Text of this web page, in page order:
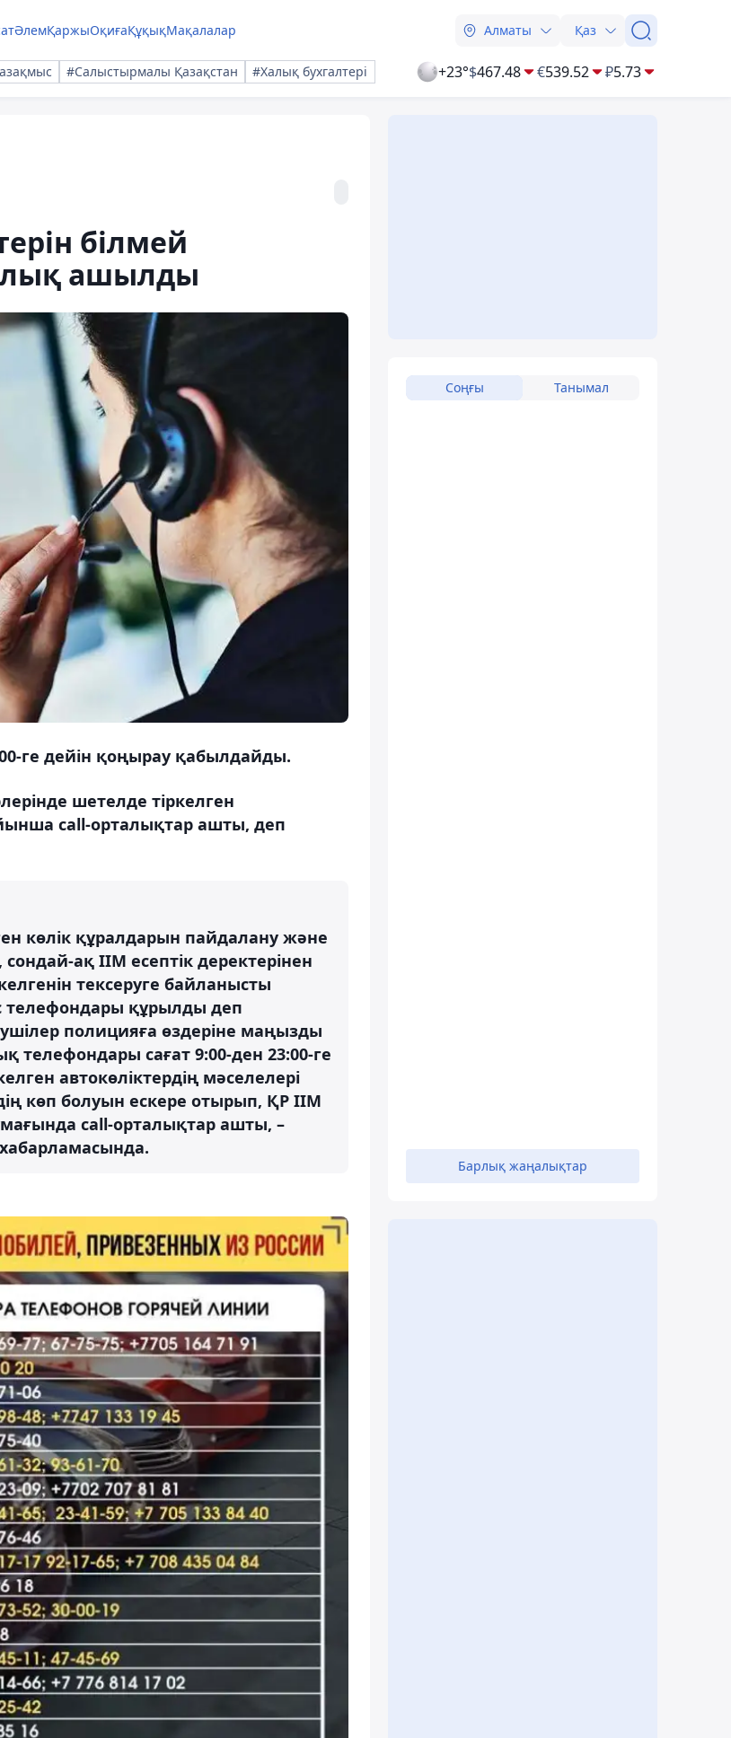
ӘлемҚаржыОқиғаҚұқықМақалалар Алматы Қаз
#Салыстырмалы Қазақстан #Халық бухгалтері +23°$467.48 €539.52 ₽5.73
білмей
ашылды
ге дейін қоңырау қабылдайды.
шетелде тіркелген
call-орталықтар ашты, деп
көлік құралдарын пайдалану және
ақ ІІМ есептік деректерінен
тексеруге байланысты
телефондары құрылды деп
полицияға өздеріне маңызды
телефондары сағат 9:00-ден 23:00-ге
автокөліктердің мәселелері
көп болуын ескере отырып, ҚР ІІМ
call-орталықтар ашты, –
Соңғы Танымал
Барлық жаңалықтар